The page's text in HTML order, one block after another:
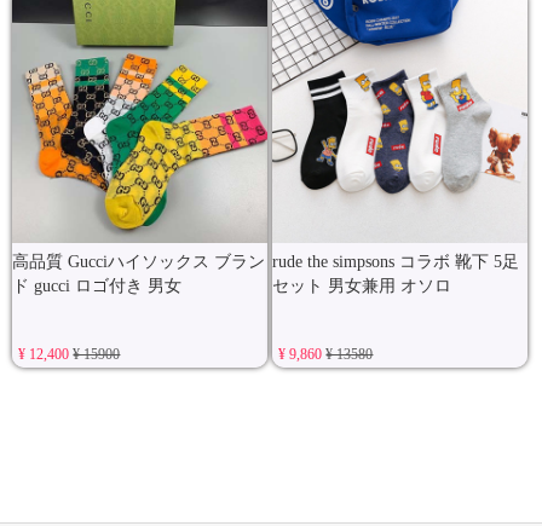
高品質 Gucciハイソックス ブラン
ド gucci ロゴ付き 男女
¥ 12,400¥ 15900
rude the simpsons コラボ 靴下 5足
セット 男女兼用 オソロ
¥ 9,860¥ 13580